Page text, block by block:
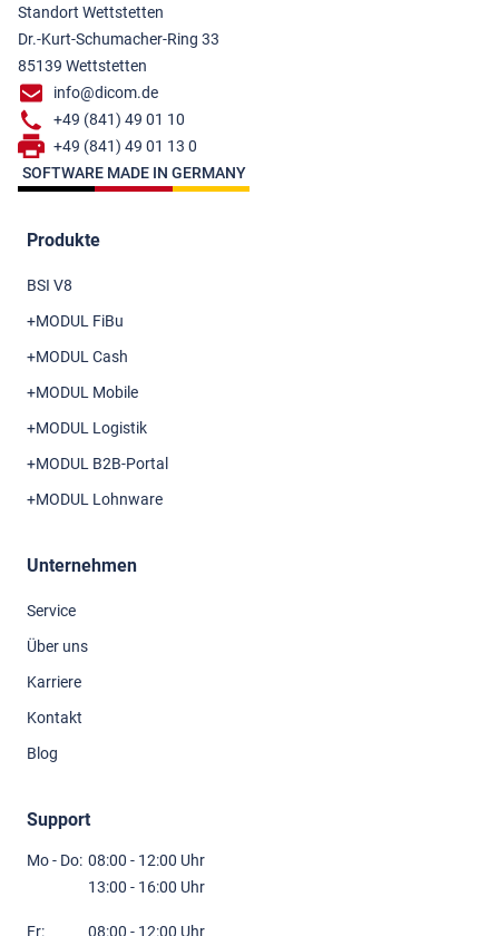
Standort Wettstetten
Dr.-Kurt-Schumacher-Ring 33
85139 Wettstetten
info@dicom.de
+49 (841) 49 01 10
+49 (841) 49 01 13 0
SOFTWARE MADE IN GERMANY
Produkte
BSI V8
+MODUL FiBu
+MODUL Cash
+MODUL Mobile
+MODUL Logistik
+MODUL B2B-Portal
+MODUL Lohnware
Unternehmen
Service
Über uns
Karriere
Kontakt
Blog
Support
Mo - Do: 08:00 - 12:00 Uhr
13:00 - 16:00 Uhr
Fr: 08:00 - 12:00 Uhr